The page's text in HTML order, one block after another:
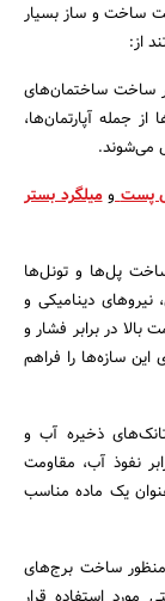
ساخت و ساز بسیار
از:
ساخت ساختمان‌های
جمله آپارتمان‌ها،
می‌شوند.
پست ومیلگرد بستر
پل‌ها و تونل‌ها
دینامیکی و
بالا در برابر فشار و
این سازه‌ها را فراهم
ذخیره آب و
نفوذ آب، مقاومت
یک ماده مناسب
ساخت برج‌های